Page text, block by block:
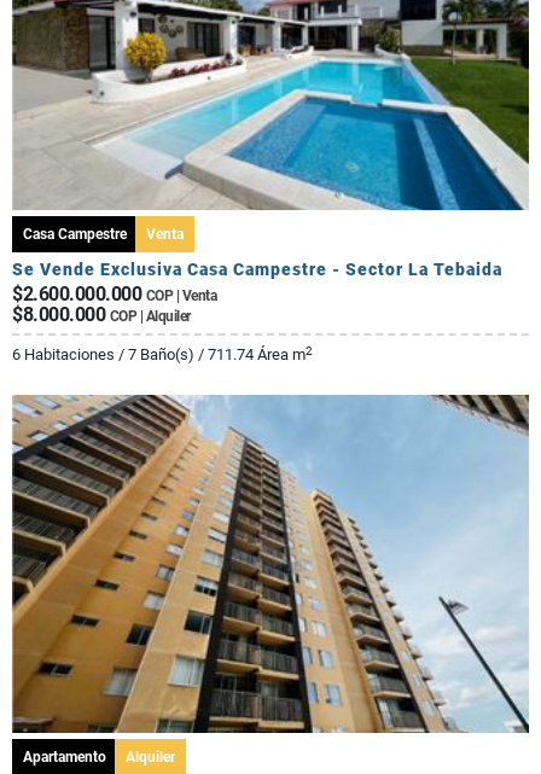
Casa Campestre Venta
Se Vende Exclusiva Casa Campestre - Sector La Tebaida
$2.600.000.000 COP | Venta
$8.000.000 COP | Alquiler
6 Habitaciones / 7 Baño(s) / 711.74 Área m2
Apartamento Alquiler